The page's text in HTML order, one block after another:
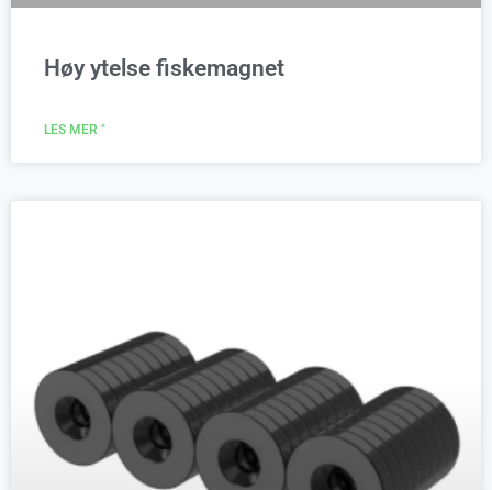
Høy ytelse fiskemagnet
LES MER "